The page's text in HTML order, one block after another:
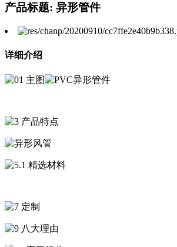
产品标题: 异形管件
详细介绍